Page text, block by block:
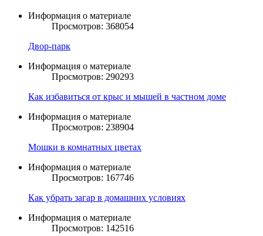
Информация о материале
Просмотров: 368054
Двор-парк
Информация о материале
Просмотров: 290293
Как избавиться от крыс и мышей в частном доме
Информация о материале
Просмотров: 238904
Мошки в комнатных цветах
Информация о материале
Просмотров: 167746
Как убрать загар в домашних условиях
Информация о материале
Просмотров: 142516